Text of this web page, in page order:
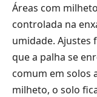
Áreas com
controlada na
umidade. Ajustes
que a palha se
comum em solos
milheto, o solo